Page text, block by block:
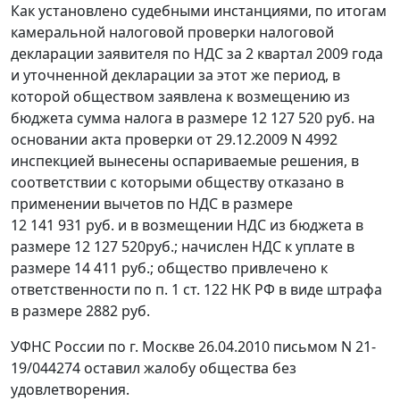
Как установлено судебными инстанциями, по итогам
камеральной налоговой проверки налоговой
декларации заявителя по НДС за 2 квартал 2009 года
и уточненной декларации за этот же период, в
которой обществом заявлена к возмещению из
бюджета сумма налога в размере 12 127 520 руб. на
основании акта проверки от 29.12.2009 N 4992
инспекцией вынесены оспариваемые решения, в
соответствии с которыми обществу отказано в
применении вычетов по НДС в размере
12 141 931 руб. и в возмещении НДС из бюджета в
размере 12 127 520руб.; начислен НДС к уплате в
размере 14 411 руб.; общество привлечено к
ответственности по п. 1 ст. 122 НК РФ в виде штрафа
в размере 2882 руб.
УФНС России по г. Москве 26.04.2010 письмом N 21-
19/044274 оставил жалобу общества без
удовлетворения.